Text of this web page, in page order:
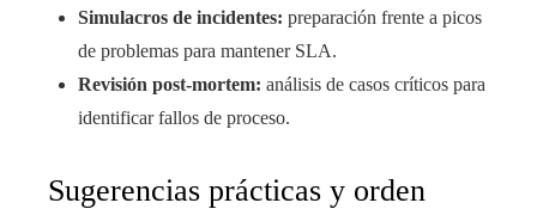
Simulacros de incidentes: preparación frente a picos
de problemas para mantener SLA.
Revisión post-mortem: análisis de casos críticos para
identificar fallos de proceso.
Sugerencias prácticas y orden